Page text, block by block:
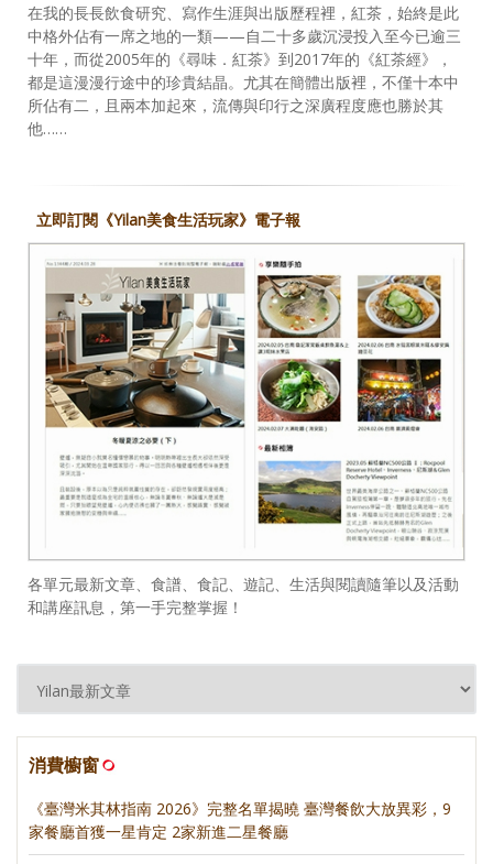
在我的長長飲食研究、寫作生涯與出版歷程裡，紅茶，始終是此
中格外佔有一席之地的一類——自二十多歲沉浸投入至今已逾三
十年，而從2005年的《尋味．紅茶》到2017年的《紅茶經》，
都是這漫漫行途中的珍貴結晶。尤其在簡體出版裡，不僅十本中
所佔有二，且兩本加起來，流傳與印行之深廣程度應也勝於其
他……
立即訂閱《Yilan美食生活玩家》電子報
各單元最新文章、食譜、食記、遊記、生活與閱讀隨筆以及活動
和講座訊息，第一手完整掌握！
消費櫥窗
《臺灣米其林指南 2026》完整名單揭曉 臺灣餐飲大放異彩，9
家餐廳首獲一星肯定 2家新進二星餐廳